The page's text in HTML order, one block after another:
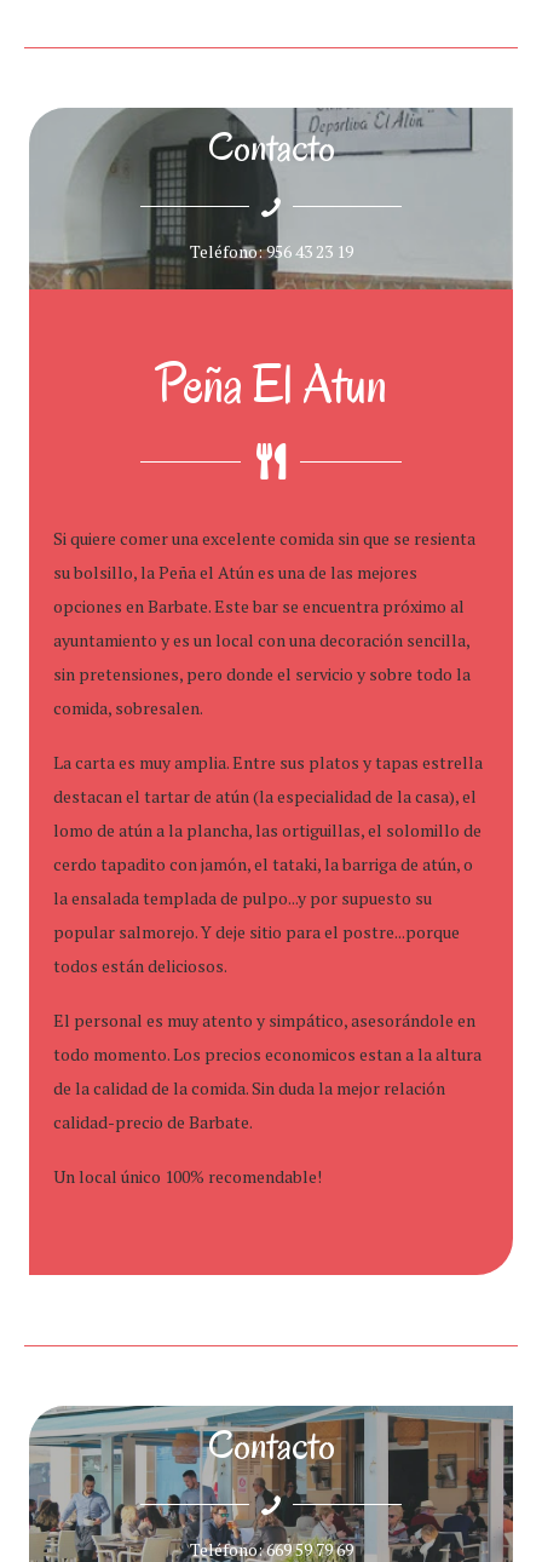
Contacto
Teléfono: 956 43 23 19
Peña El Atun
Si quiere comer una excelente comida sin que se resienta
su bolsillo, la Peña el Atún es una de las mejores
opciones en Barbate. Este bar se encuentra próximo al
ayuntamiento y es un local con una decoración sencilla,
sin pretensiones, pero donde el servicio y sobre todo la
comida, sobresalen.
La carta es muy amplia. Entre sus platos y tapas estrella
destacan el tartar de atún (la especialidad de la casa), el
lomo de atún a la plancha, las ortiguillas, el solomillo de
cerdo tapadito con jamón, el tataki, la barriga de atún, o
la ensalada templada de pulpo...y por supuesto su
popular salmorejo. Y deje sitio para el postre...porque
todos están deliciosos.
El personal es muy atento y simpático, asesorándole en
todo momento. Los precios economicos estan a la altura
de la calidad de la comida. Sin duda la mejor relación
calidad-precio de Barbate.
Un local único 100% recomendable!
Contacto
Teléfono: 669 59 79 69